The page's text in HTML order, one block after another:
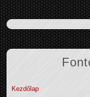
Kezdőlap